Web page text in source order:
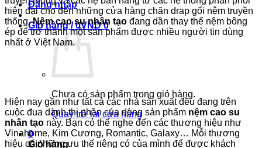
Đăng nhập
Giỏ hàng /0VND 0
Chưa có sản phẩm trong giỏ hàng.
Quay trở lại cửa hàng
0
Giỏ hàng
hiện đại cho đến những cửa hàng chăn drap gối nệm truyền
thống.Nệm cao su nhân tạo đang dần thay thế nệm bông
ép để trở thành một sản phẩm được nhiều người tin dùng
nhất ở Việt Nam.
Hiện nay gần như tất cả các nhà sản xuất đều đang trên
cuộc đua dành thị phần của dòng sản phẩm nệm cao su
nhân tạo này. Bạn có thể nghe đến các thương hiệu như
Vinahome, Kim Cương, Romantic, Galaxy… Mỗi thương
hiệu có những ưu thế riêng có của mình để được khách